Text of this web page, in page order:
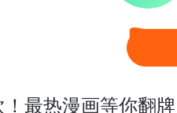
最热漫画等你翻牌